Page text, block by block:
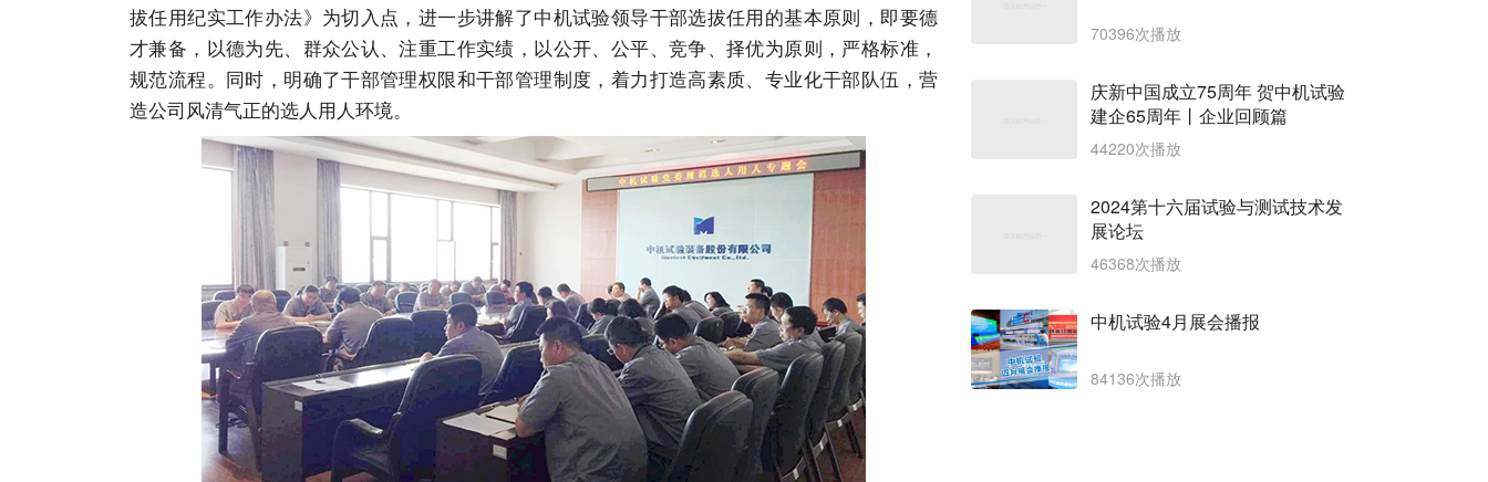
拔任用纪实工作办法》为切入点，进一步讲解了中机试验领导干部选拔任用的基本原则，即要德
才兼备，以德为先、群众公认、注重工作实绩，以公开、公平、竞争、择优为原则，严格标准，
规范流程。同时，明确了干部管理权限和干部管理制度，着力打造高素质、专业化干部队伍，营
造公司风清气正的选人用人环境。
70396次播放
庆新中国成立75周年 贺中机试验
建企65周年丨企业回顾篇
44220次播放
2024第十六届试验与测试技术发
展论坛
46368次播放
中机试验4月展会播报
84136次播放